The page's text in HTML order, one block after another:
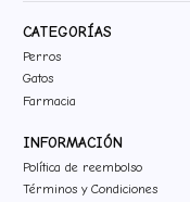
CATEGORÍAS
Perros
Gatos
Farmacia
INFORMACIÓN
Política de reembolso
Términos y Condiciones